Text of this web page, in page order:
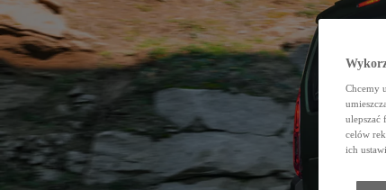
Chcemy
ulepszać
celów
ich